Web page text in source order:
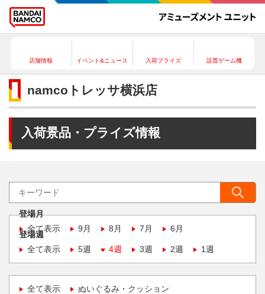
店舗情報 イベント&ニュース 入荷プライズ 設置ゲーム機
namcoトレッサ横浜店
入荷景品・プライズ情報
登場月
全て表示
9月 8月 7月 6月
登場週
全て表示
5週 4週 3週 2週 1週
全て表示 ぬいぐるみ・クッション